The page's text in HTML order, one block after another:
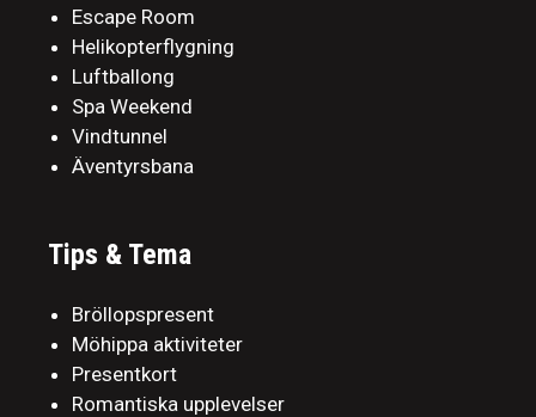
Escape Room
Helikopterflygning
Luftballong
Spa Weekend
Vindtunnel
Äventyrsbana
Tips & Tema
Bröllopspresent
Möhippa aktiviteter
Presentkort
Romantiska upplevelser